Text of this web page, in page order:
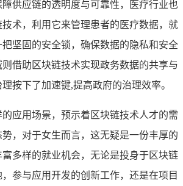
供应链的透明度与可靠性，医疗行业也
术，利用它来管理患者的医疗数据，就
坚固的安全锁，确保数据的隐私和安全
借助区块链技术实现政务数据的共享与
按下了加速键,提高政府的治理效率。
应用场景，预示着区块链技术人才的需
，对于女生而言，这无疑是一份丰厚的
多样的就业机会，无论是投身于区块链
参与应用开发的创新工作，还是在项目